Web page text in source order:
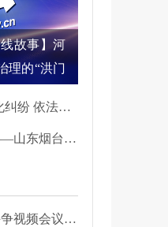
线故事】河
理的“洪门
进中心·解纠纷丨多方联动化纠纷 依法调解护农耕
抚海上风浪，守万顷碧波——山东烟台把矛盾化解在微澜未起时
四川省深化扫黑除恶专项斗争视频会议召开 于立军出席并讲话